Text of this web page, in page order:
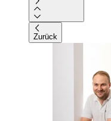
Zurück